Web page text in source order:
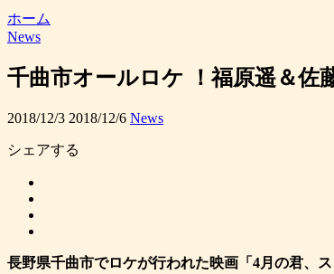
ホーム
News
千曲市オールロケ ！福原遥＆佐
2018/12/3 2018/12/6 News
シェアする
長野県千曲市でロケが行われた映画「4月の君、